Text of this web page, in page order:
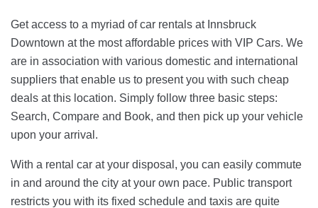
Get access to a myriad of car rentals at Innsbruck
Downtown at the most affordable prices with VIP Cars. We
are in association with various domestic and international
suppliers that enable us to present you with such cheap
deals at this location. Simply follow three basic steps:
Search, Compare and Book, and then pick up your vehicle
upon your arrival.
With a rental car at your disposal, you can easily commute
in and around the city at your own pace. Public transport
restricts you with its fixed schedule and taxis are quite